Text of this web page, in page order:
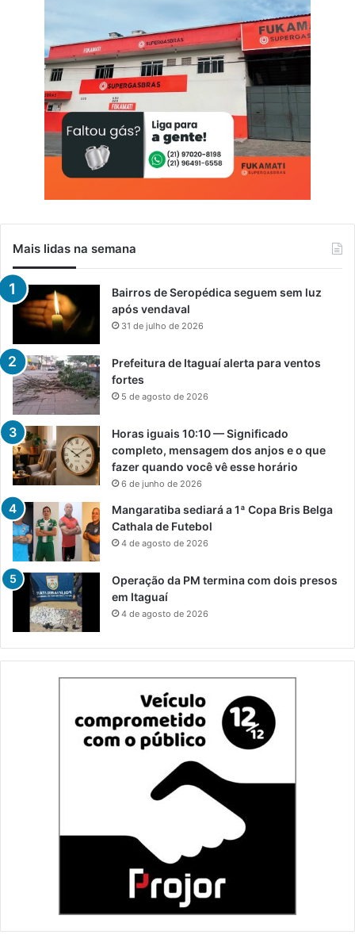
Mais lidas na semana
Bairros de Seropédica seguem sem luz
após vendaval
31 de julho de 2026
Prefeitura de Itaguaí alerta para ventos
fortes
5 de agosto de 2026
Horas iguais 10:10 — Significado
completo, mensagem dos anjos e o que
fazer quando você vê esse horário
6 de junho de 2026
Mangaratiba sediará a 1ª Copa Bris Belga
Cathala de Futebol
4 de agosto de 2026
Operação da PM termina com dois presos
em Itaguaí
4 de agosto de 2026